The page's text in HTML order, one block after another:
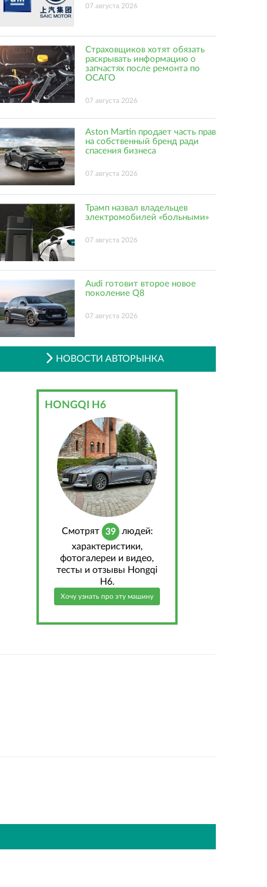
07 августа 2026
Страховщиков хотят обязать
раскрывать информацию о
запчастях после ремонта по
ОСАГО
07 августа 2026
Aston Martin продает часть прав
на собственный бренд ради
спасения бизнеса
07 августа 2026
Трамп назвал владельцев
электромобилей «больными»
07 августа 2026
Audi готовит второе новое
поколение Q8
07 августа 2026
НОВОСТИ АВТОРЫНКА
HONGQI H6
Cмотрят 39 людей:
характеристики,
фотогалереи и видео,
тесты и отзывы Hongqi
H6.
Хочу узнать про эту машину